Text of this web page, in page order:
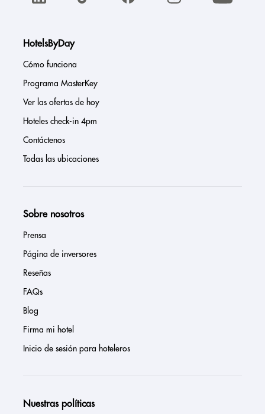
HotelsByDay
Cómo funciona
Programa MasterKey
Ver las ofertas de hoy
Hoteles check-in 4pm
Contáctenos
Todas las ubicaciones
Sobre nosotros
Prensa
Página de inversores
Reseñas
FAQs
Blog
Firma mi hotel
Inicio de sesión para hoteleros
Nuestras políticas